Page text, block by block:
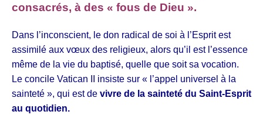
consacrés, à des « fous de Dieu ».
Dans l’inconscient, le don radical de soi à l’Esprit est
assimilé aux vœux des religieux, alors qu’il est l’essence
même de la vie du baptisé, quelle que soit sa vocation.
Le concile Vatican II insiste sur « l’appel universel à la
sainteté », qui est de vivre de la sainteté du Saint-Esprit
au quotidien.